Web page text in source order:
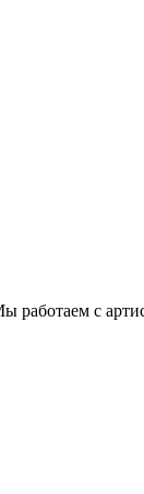
работаем с